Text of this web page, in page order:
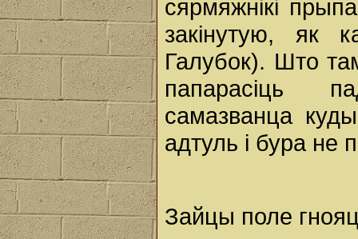
сярмяжнікі
закінутую, як
Галубок). Што
папарасіць
самазванца
адтуль і бура не
Зайцы поле